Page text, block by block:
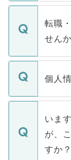
ます。
いただ
い。
マイナ
うち約
けない
下記の
ません
■応募
関を公
に、医
みを人
ていま
転職
せん
転職・
ん。ま
定を承
の辞退
ますの
個人
個人情
で、ご
などで
ご本人
支援を
いま
が、
すか？